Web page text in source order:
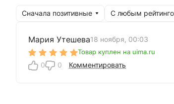
Сначала позитивные С любым
Мария Утешева18 ноября, 00:03
Товар куплен на uima.ru
0 0 Комментировать